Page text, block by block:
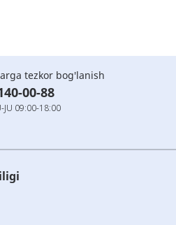
tezkor bog'lanish
00-88
09:00-18:00